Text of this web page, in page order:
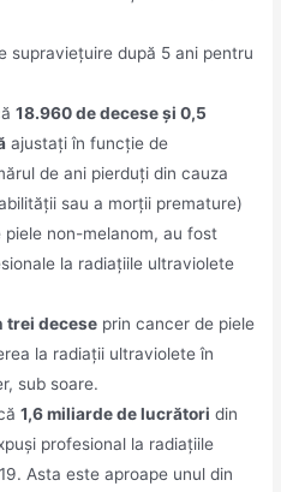
supraviețuire după 5 ani pentru
18.960 de decese și 0,5
ajustați în funcție de
de ani pierduți din cauza
sau a morții premature)
non-melanom, au fost
la radiațiile ultraviolete
trei decese prin cancer de piele
la radiații ultraviolete în
sub soare.
1,6 miliarde de lucrători din
profesional la radiațiile
Asta este aproape unul din